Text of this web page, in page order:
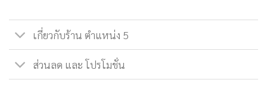
เกี่ยวกับร้าน ตำแหน่ง 5
ส่วนลด และ โปรโมชั่น